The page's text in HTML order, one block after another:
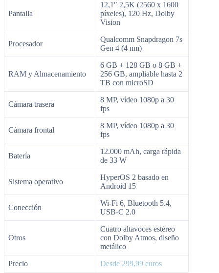
Pantalla
12,1″ 2,5K (2560 x 1600
píxeles), 120 Hz, Dolby
Vision
Procesador
Qualcomm Snapdragon 7s
Gen 4 (4 nm)
RAM y Almacenamiento
6 GB + 128 GB o 8 GB +
256 GB, ampliable hasta 2
TB con microSD
Cámara trasera
8 MP, vídeo 1080p a 30
fps
Cámara frontal
8 MP, vídeo 1080p a 30
fps
Batería
12.000 mAh, carga rápida
de 33 W
Sistema operativo
HyperOS 2 basado en
Android 15
Conección
Wi-Fi 6, Bluetooth 5.4,
USB-C 2.0
Otros
Cuatro altavoces estéreo
con Dolby Atmos, diseño
metálico
Precio Desde 299,99 euros